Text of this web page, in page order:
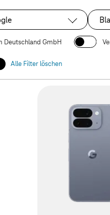
Deutschland GmbH
Alle Filter löschen